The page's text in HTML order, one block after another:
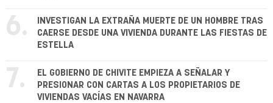
6.
INVESTIGAN LA EXTRAÑA MUERTE DE UN HOMBRE TRAS
CAERSE DESDE UNA VIVIENDA DURANTE LAS FIESTAS DE
ESTELLA
7.
EL GOBIERNO DE CHIVITE EMPIEZA A SEÑALAR Y
PRESIONAR CON CARTAS A LOS PROPIETARIOS DE
VIVIENDAS VACÍAS EN NAVARRA